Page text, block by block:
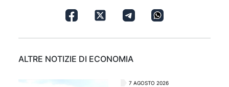
ALTRE NOTIZIE DI ECONOMIA
7 AGOSTO 2026